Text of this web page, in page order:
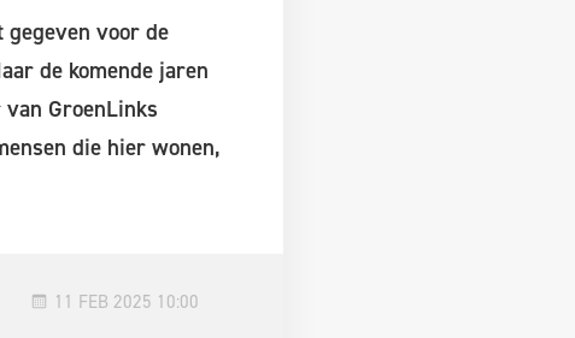
voor de
de komende jaren
GroenLinks
die hier wonen,
11 FEB 2025 10:00